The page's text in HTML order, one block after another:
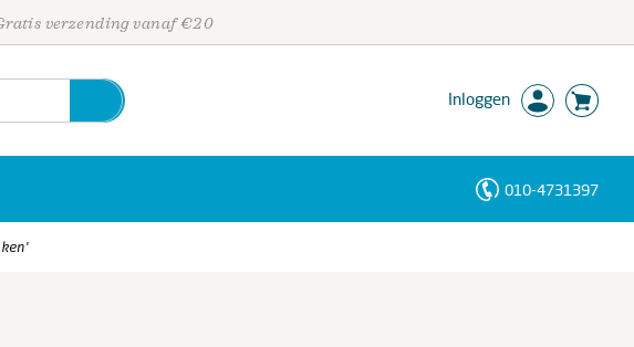
verzending vanaf €20
Inloggen
010-4731397
Personen